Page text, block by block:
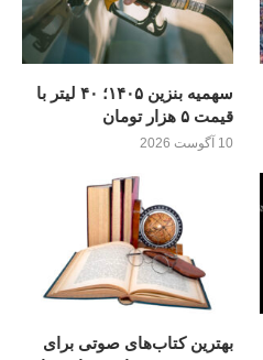
سهمیه بنزین ۱۴۰۵؛ ۴۰ لیتر با
قیمت ۵ هزار تومان
10 آگوست 2026
بهترین کتاب‌های صوتی برای